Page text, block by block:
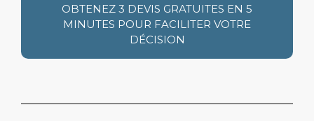
OBTENEZ 3 DEVIS GRATUITES EN 5
MINUTES POUR FACILITER VOTRE
DÉCISION